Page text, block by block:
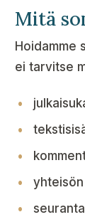
Mitä
Hoidamme
ei tarvitse